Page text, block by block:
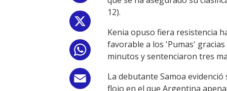
WhatsApp
Email
12).
Kenia opuso fiera resistencia
favorable a los 'Pumas'
minutos y sentenciaron tres
La debutante Samoa
flojo en el que Argentina